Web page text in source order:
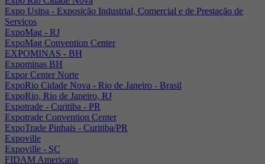
Expo Usipa - Exposição Industrial, Comercial e de Prestação de
Serviços
ExpoMag - RJ
ExpoMag Convention Center
EXPOMINAS - BH
Expominas BH
Expor Center Norte
ExpoRio Cidade Nova - Rio de Janeiro - Brasil
ExpoRio, Rio de Janeiro, RJ
Expotrade - Curitiba - PR
Expotrade Convention Center
ExpoTrade Pinhais - Curitiba/PR
Expoville
Expoville - SC
FIDAM Americana